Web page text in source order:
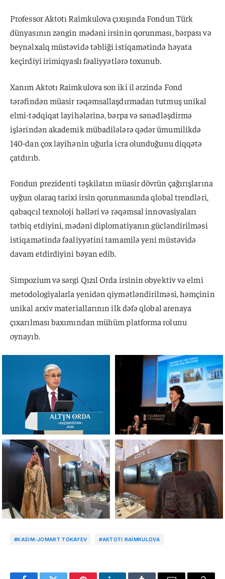
Professor Aktotı Raimkulova çıxışında Fondun Türk
dünyasının zəngin mədəni irsinin qorunması, bərpası və
beynəlxalq müstəvidə təbliği istiqamətində həyata
keçirdiyi irimiqyaslı fəaliyyətlərə toxunub.
Xanım Aktotı Raimkulova son iki il ərzində Fond
tərəfindən müasir rəqəmsallaşdırmadan tutmuş unikal
elmi-tədqiqat layihələrinə, bərpa və sənədləşdirmə
işlərindən akademik mübadilələrə qədər ümumilikdə
140-dan çox layihənin uğurla icra olunduğunu diqqətə
çatdırıb.
Fondun prezidenti təşkilatın müasir dövrün çağırışlarına
uyğun olaraq tarixi irsin qorunmasında qlobal trendləri,
qabaqcıl texnoloji həlləri və rəqəmsal innovasiyaları
tətbiq etdiyini, mədəni diplomatiyanın gücləndirilməsi
istiqamətində fəaliyyətini tamamilə yeni müstəvidə
davam etdirdiyini bəyan edib.
Simpozium və sərgi Qızıl Orda irsinin obyektiv və elmi
metodologiyalarla yenidən qiymətləndirilməsi, həmçinin
unikal arxiv materiallarının ilk dəfə qlobal arenaya
çıxarılması baxımından mühüm platforma rolunu
oynayıb.
#KASIM-JOMART TOKAYEV #AKTOTI RAIMKULOVA